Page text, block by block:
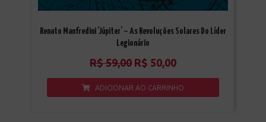
Renato Manfredini ‘Júpiter’ – As Revoluções Solares Do Líder
Legionário
R$59,00 R$ 50,00
ADICIONAR AO CARRINHO